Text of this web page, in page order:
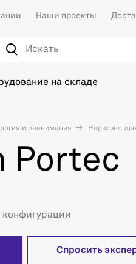
Наши проекты
на складе
и реанимация Наркозно-
Portec
конфигурации
Спросить